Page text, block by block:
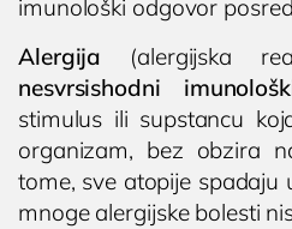
imunološki odgovor
Alergija (alergijska
nesvrsishodni
stimulus ili supstancu
organizam, bez obzira
tome, sve atopije spadaju
mnoge alergijske bolesti